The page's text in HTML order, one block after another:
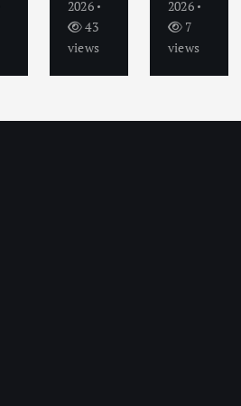
2026
43
views
2026
7
views